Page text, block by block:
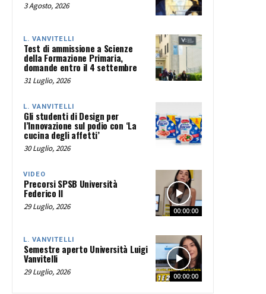
3 Agosto, 2026
L. VANVITELLI
Test di ammissione a Scienze
della Formazione Primaria,
domande entro il 4 settembre
31 Luglio, 2026
L. VANVITELLI
Gli studenti di Design per
l’Innovazione sul podio con ‘La
cucina degli affetti’
30 Luglio, 2026
00:00:00
VIDEO
Precorsi SPSB Università
Federico II
29 Luglio, 2026
00:00:00
L. VANVITELLI
Semestre aperto Università Luigi
Vanvitelli
29 Luglio, 2026